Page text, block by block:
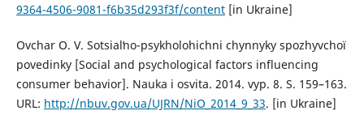
9364-4506-9081-f6b35d293f3f/content[in Ukraine]
Ovchar O. V. Sotsialʹno-psykholohichni chynnyky spozhyvchoï
povedinky [Social and psychological factors influencing
consumer behavior]. Nauka i osvita. 2014. vyp. 8. S. 159–163.
URL: http://nbuv.gov.ua/UJRN/NiO_2014_9_33. [in Ukraine]